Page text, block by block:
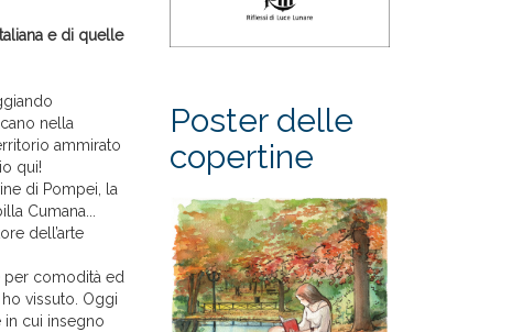
e di quelle
nella
ammirato
qui!
di Pompei, la
Cumana...
dell’arte
per comodità ed
vissuto. Oggi
cui insegno
Poster delle
copertine